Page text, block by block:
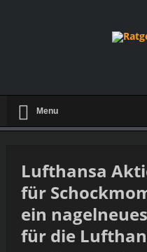
Menu
Lufthansa
für
ein
für die